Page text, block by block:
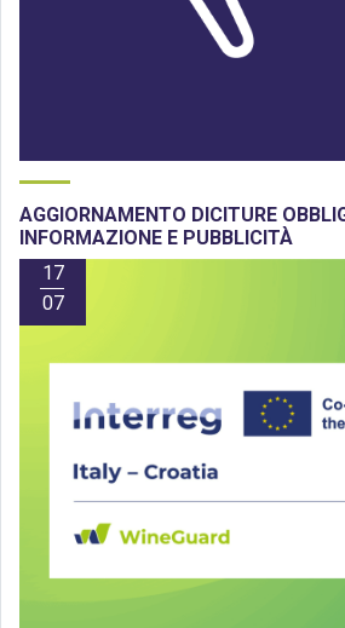
AGGIORNAMENTO DICITURE
INFORMAZIONE E PUBBLICITÀ
17
07